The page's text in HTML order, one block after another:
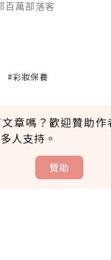
百萬部落客
#彩妝保養
章嗎？歡迎贊助作
人支持。
贊助